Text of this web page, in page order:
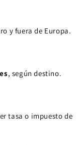
y fuera de Europa.
, según destino.
tasa o impuesto de